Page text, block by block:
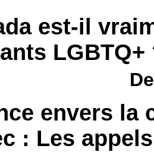
est-il
envers la
: Les